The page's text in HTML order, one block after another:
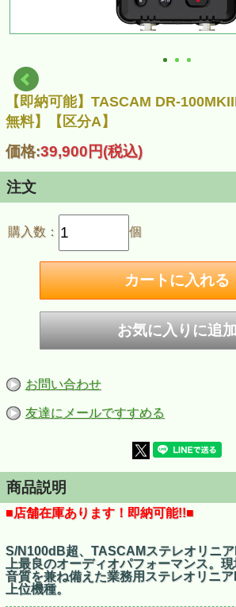
【即納可能】TASCAM DR-
無料】【区分A】
価格:39,900円(税込)
注文
購入数： 個
お問い合わせ
友達にメールですすめる
商品説明
■店舗在庫あります！即納可能!!■
S/N100dB超、TASCAMステレオリニ
上最良のオーディオパフォーマンス。
音質を兼ね備えた業務用ステレオリニ
上位機種。